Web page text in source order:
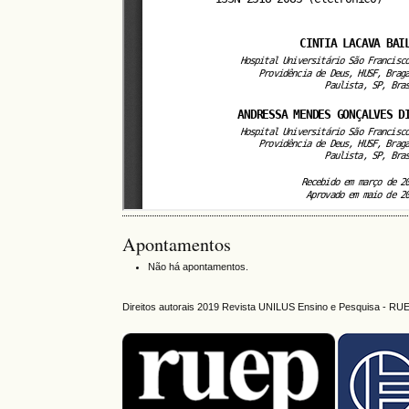
Apontamentos
Não há apontamentos.
Direitos autorais 2019 Revista UNILUS Ensino e Pesquisa -